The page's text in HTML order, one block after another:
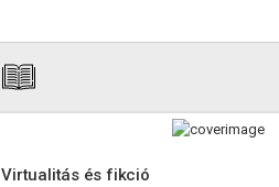
Virtualitás és fikció